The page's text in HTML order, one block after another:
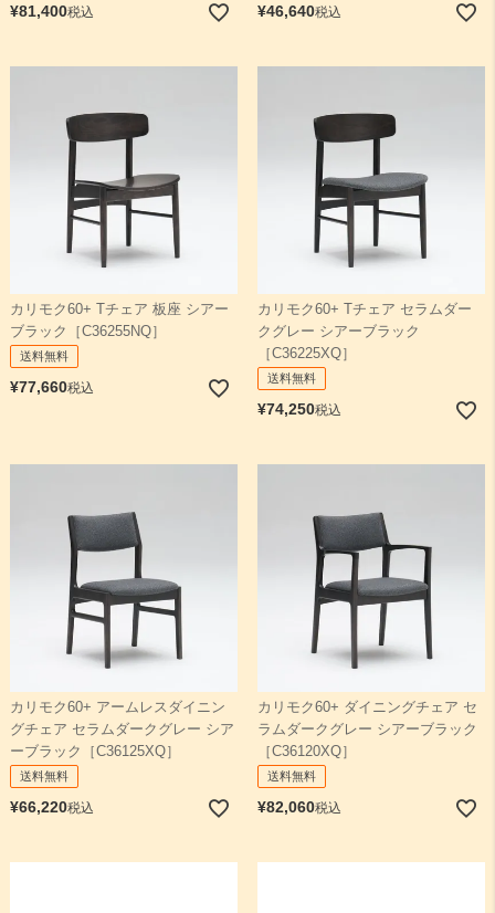
¥81,400税込 ¥46,640税込
カリモク60+ Tチェア 板座 シアー
ブラック［C36255NQ］
送料無料
¥77,660税込
カリモク60+ Tチェア セラムダー
クグレー シアーブラック
［C36225XQ］
送料無料
¥74,250税込
カリモク60+ アームレスダイニン
グチェア セラムダークグレー シア
ーブラック［C36125XQ］
送料無料
¥66,220税込
カリモク60+ ダイニングチェア セ
ラムダークグレー シアーブラック
［C36120XQ］
送料無料
¥82,060税込